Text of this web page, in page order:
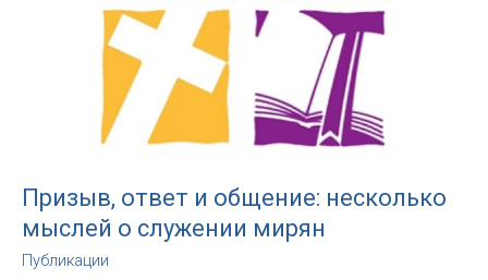
Призыв, ответ и общение: несколько
мыслей о служении мирян
Публикации